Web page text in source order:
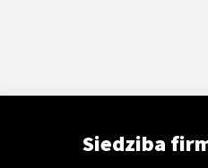
Siedziba